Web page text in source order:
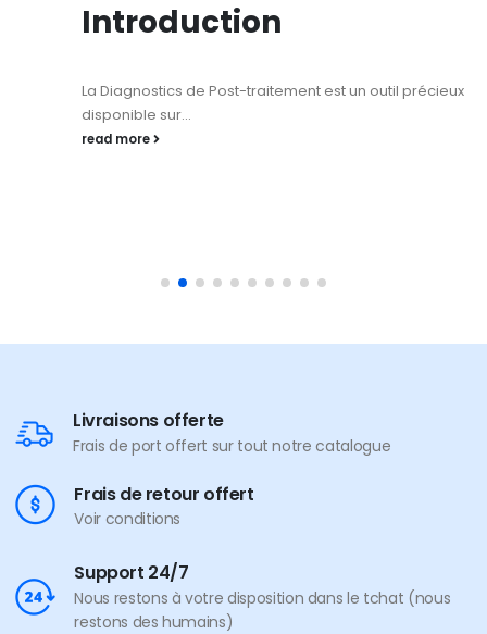
Introduction
La Diagnostics de Post-traitement est un outil précieux
disponible sur...
read more
Livraisons offerte
Frais de port offert sur tout notre catalogue
Frais de retour offert
Voir conditions
Support 24/7
Nous restons à votre disposition dans le tchat (nous
restons des humains)